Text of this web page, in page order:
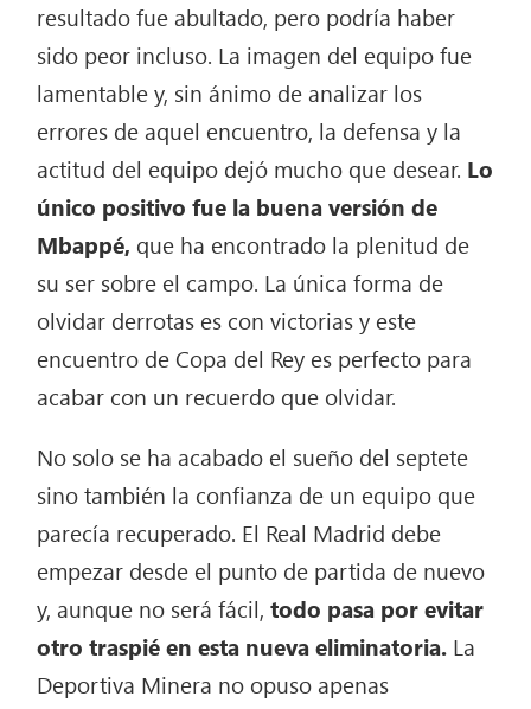
resultado fue abultado, pero podría haber
sido peor incluso. La imagen del equipo fue
lamentable y, sin ánimo de analizar los
errores de aquel encuentro, la defensa y la
actitud del equipo dejó mucho que desear. Lo
único positivo fue la buena versión de
Mbappé, que ha encontrado la plenitud de
su ser sobre el campo. La única forma de
olvidar derrotas es con victorias y este
encuentro de Copa del Rey es perfecto para
acabar con un recuerdo que olvidar.
No solo se ha acabado el sueño del septete
sino también la confianza de un equipo que
parecía recuperado. El Real Madrid debe
empezar desde el punto de partida de nuevo
y, aunque no será fácil,todo pasa por evitar
otro traspié en esta nueva eliminatoria. La
Deportiva Minera no opuso apenas